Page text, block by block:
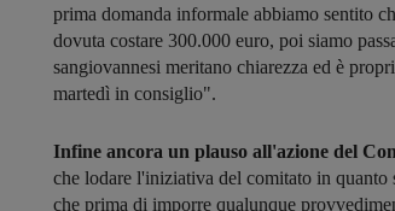
prima domanda informale abbiamo sentito
dovuta costare 300.000 euro, poi siamo
sangiovannesi meritano chiarezza ed è
martedì in consiglio".
Infine ancora un plauso all'azione del
che lodare l'iniziativa del comitato in quanto
che prima di imporre qualunque